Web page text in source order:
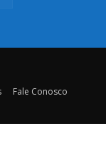
Fale Conosco